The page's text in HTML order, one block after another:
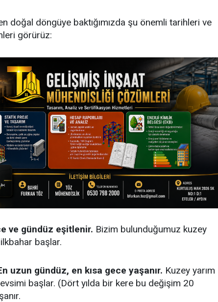
doğal döngüye baktığımızda şu önemli tarihleri ve
görürüz:
ve gündüz eşitlenir. Bizim bulunduğumuz kuzey
başlar.
uzun gündüz, en kısa gece yaşanır. Kuzey yarım
başlar. (Dört yılda bir kere bu değişim 20